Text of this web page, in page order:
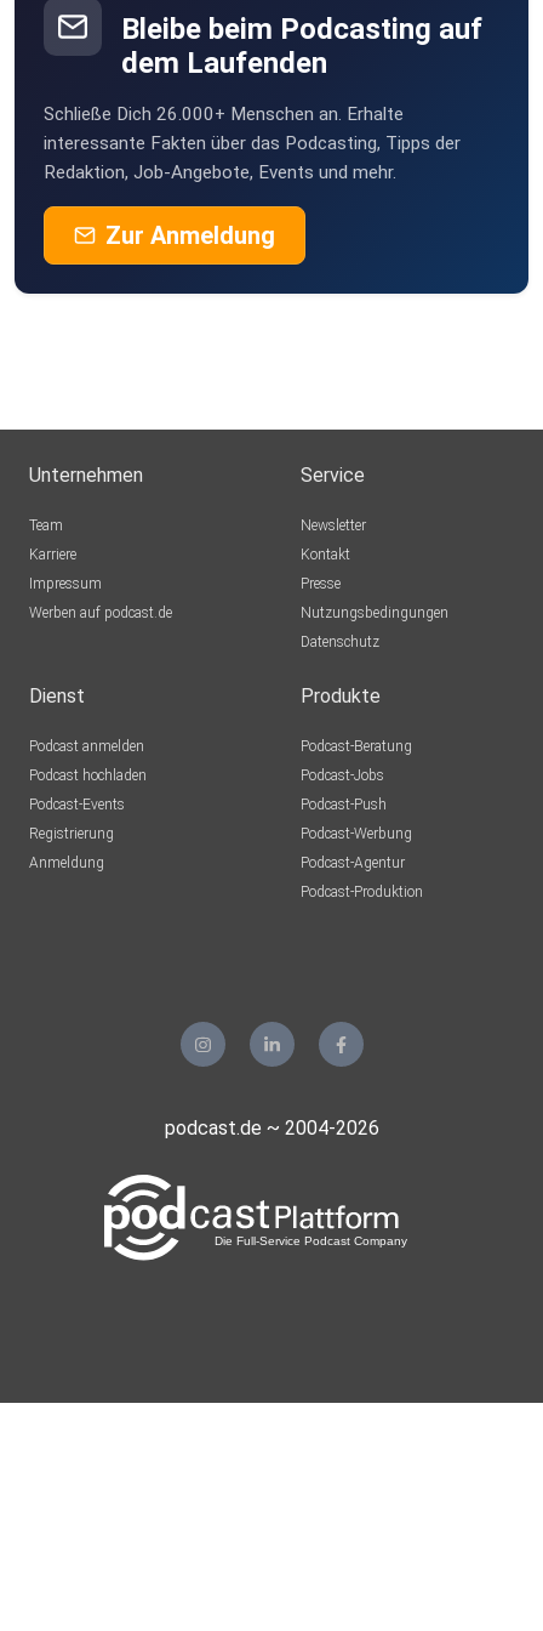
Bleibe beim Podcasting auf
dem Laufenden
Schließe Dich 26.000+ Menschen an. Erhalte
interessante Fakten über das Podcasting, Tipps der
Redaktion, Job-Angebote, Events und mehr.
Zur Anmeldung
Unternehmen
Team
Karriere
Impressum
Werben auf podcast.de
Service
Newsletter
Kontakt
Presse
Nutzungsbedingungen
Datenschutz
Dienst
Podcast anmelden
Podcast hochladen
Podcast-Events
Registrierung
Anmeldung
Produkte
Podcast-Beratung
Podcast-Jobs
Podcast-Push
Podcast-Werbung
Podcast-Agentur
Podcast-Produktion
podcast.de ~ 2004-2026